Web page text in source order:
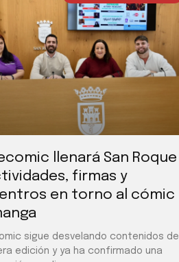
llenará San Roque
firmas y
en torno al cómic
sigue desvelando contenidos de
edición y ya ha confirmado una